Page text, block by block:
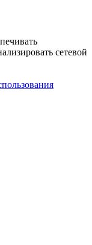
сетевой